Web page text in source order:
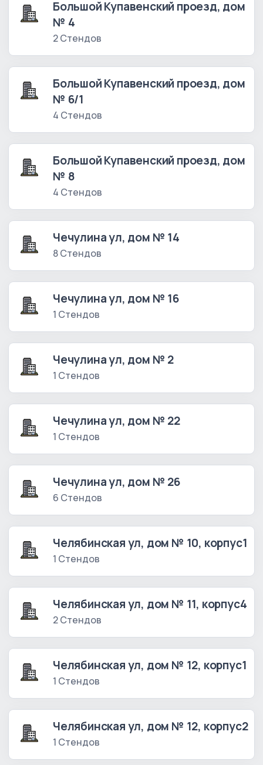
Большой Купавенский проезд, дом
№ 4
2 Стендов
Большой Купавенский проезд, дом
№ 6/1
4 Стендов
Большой Купавенский проезд, дом
№ 8
4 Стендов
Чечулина ул, дом № 14
8 Стендов
Чечулина ул, дом № 16
1 Стендов
Чечулина ул, дом № 2
1 Стендов
Чечулина ул, дом № 22
1 Стендов
Чечулина ул, дом № 26
6 Стендов
Челябинская ул, дом № 10, корпус1
1 Стендов
Челябинская ул, дом № 11, корпус4
2 Стендов
Челябинская ул, дом № 12, корпус1
1 Стендов
Челябинская ул, дом № 12, корпус2
1 Стендов